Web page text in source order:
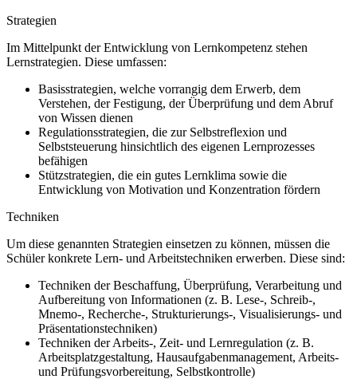
Strategien
Im Mittelpunkt der Entwicklung von Lernkompetenz stehen
Lernstrategien. Diese umfassen:
Basisstrategien, welche vorrangig dem Erwerb, dem
Verstehen, der Festigung, der Überprüfung und dem Abruf
von Wissen dienen
Regulationsstrategien, die zur Selbstreflexion und
Selbststeuerung hinsichtlich des eigenen Lernprozesses
befähigen
Stützstrategien, die ein gutes Lernklima sowie die
Entwicklung von Motivation und Konzentration fördern
Techniken
Um diese genannten Strategien einsetzen zu können, müssen die
Schüler konkrete Lern- und Arbeitstechniken erwerben. Diese sind:
Techniken der Beschaffung, Überprüfung, Verarbeitung und
Aufbereitung von Informationen (z. B. Lese-, Schreib-,
Mnemo-, Recherche-, Strukturierungs-, Visualisierungs- und
Präsentationstechniken)
Techniken der Arbeits-, Zeit- und Lernregulation (z. B.
Arbeitsplatzgestaltung, Hausaufgabenmanagement, Arbeits-
und Prüfungsvorbereitung, Selbstkontrolle)